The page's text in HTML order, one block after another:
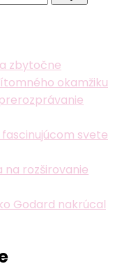
zbytočne
okamžiku
svete
na rozširovanie
Godard nakrúcal